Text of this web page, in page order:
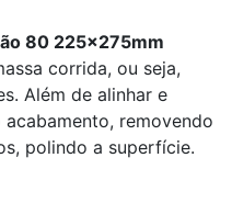
80 225x275mm
corrida, ou seja,
Além de alinhar e
removendo
polindo a superfície.